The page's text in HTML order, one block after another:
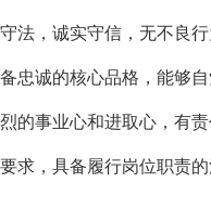
，诚实守信，无不良行
诚的核心品格，能够自
事业心和进取心，有责
，具备履行岗位职责的